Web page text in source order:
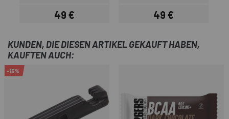
Preis
49 € Preis
49 €
KUNDEN, DIE DIESEN ARTIKEL GEKAUFT HABEN,
KAUFTEN AUCH:
-15%